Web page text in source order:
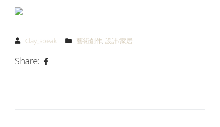
Clay_speak 藝術創作, 設計/家居
Share: